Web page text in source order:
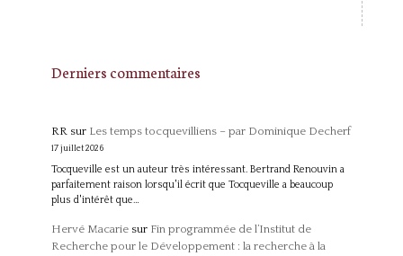
Derniers commentaires
RRsur Les temps tocquevilliens – par Dominique Decherf
17 juillet 2026
Tocqueville est un auteur très intéressant. Bertrand Renouvin a
parfaitement raison lorsqu'il écrit que Tocqueville a beaucoup
plus d'intérêt que…
Hervé Macariesur Fin programmée de l’Institut de
Recherche pour le Développement : la recherche à la